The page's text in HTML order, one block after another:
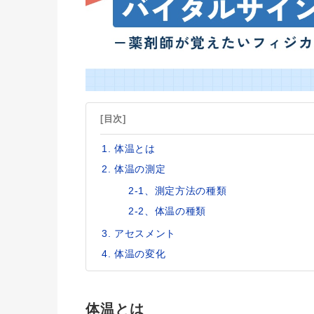
[目次]
体温とは
体温の測定
2-1、測定方法の種類
2-2、体温の種類
アセスメント
体温の変化
体温とは